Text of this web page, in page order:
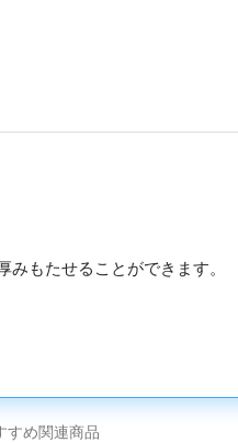
もたせることができます。
すめ関連商品